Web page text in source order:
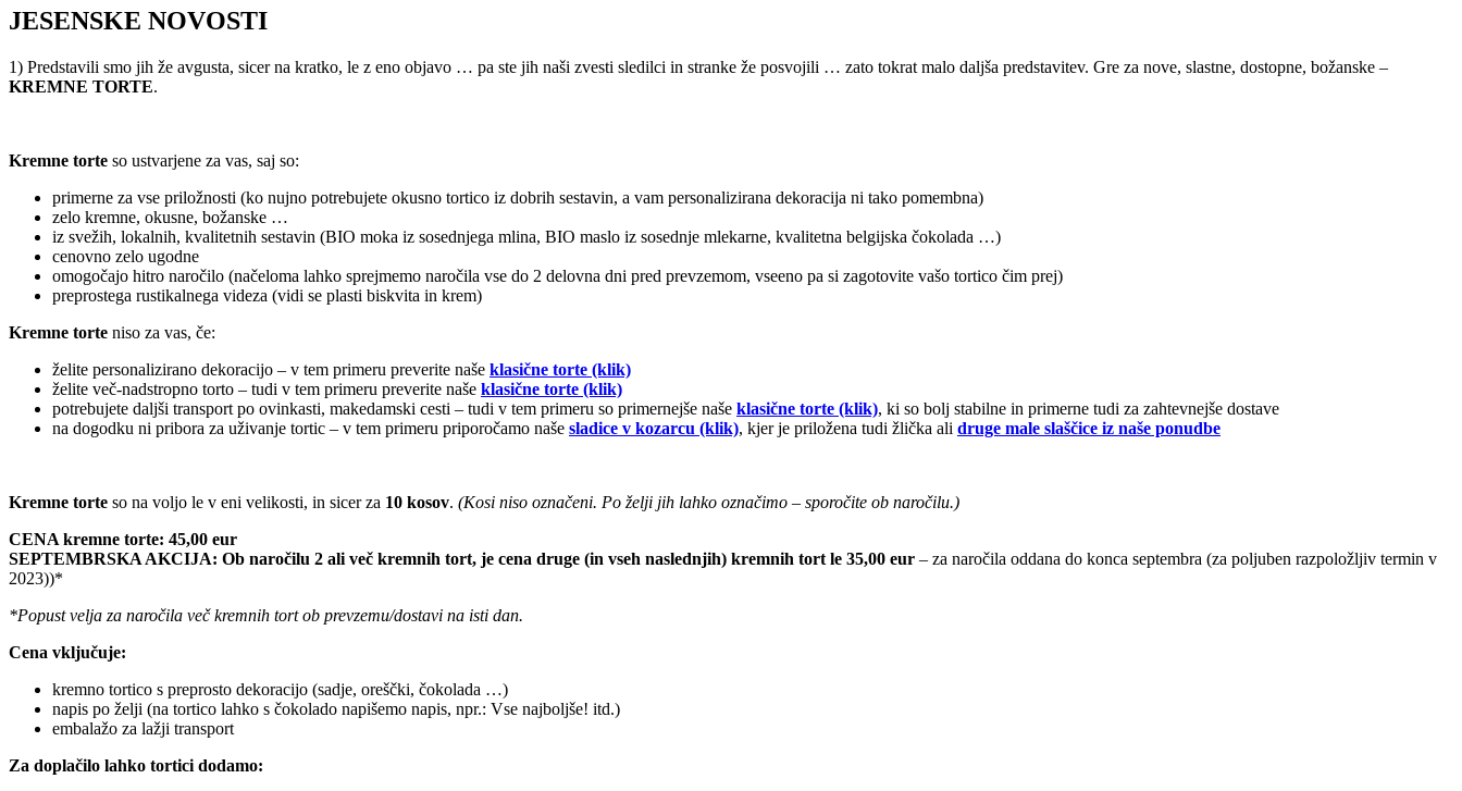
JESENSKE NOVOSTI
1) Predstavili smo jih že avgusta, sicer na kratko, le z eno objavo … pa ste jih naši zvesti sledilci in stranke že posvojili … zato tokrat malo daljša predstavitev. Gre za nove, slastne, dostopne, božanske –
KREMNE TORTE.
Kremne torte so ustvarjene za vas, saj so:
primerne za vse priložnosti (ko nujno potrebujete okusno tortico iz dobrih sestavin, a vam personalizirana dekoracija ni tako pomembna)
zelo kremne, okusne, božanske …
iz svežih, lokalnih, kvalitetnih sestavin (BIO moka iz sosednjega mlina, BIO maslo iz sosednje mlekarne, kvalitetna belgijska čokolada …)
cenovno zelo ugodne
omogočajo hitro naročilo (načeloma lahko sprejmemo naročila vse do 2 delovna dni pred prevzemom, vseeno pa si zagotovite vašo tortico čim prej)
preprostega rustikalnega videza (vidi se plasti biskvita in krem)
Kremne torte niso za vas, če:
želite personalizirano dekoracijo – v tem primeru preverite naše klasične torte (klik)
želite več-nadstropno torto – tudi v tem primeru preverite naše klasične torte (klik)
potrebujete daljši transport po ovinkasti, makedamski cesti – tudi v tem primeru so primernejše naše klasične torte (klik), ki so bolj stabilne in primerne tudi za zahtevnejše dostave
na dogodku ni pribora za uživanje tortic – v tem primeru priporočamo naše sladice v kozarcu (klik), kjer je priložena tudi žlička ali druge male slaščice iz naše ponudbe
Kremne torte so na voljo le v eni velikosti, in sicer za 10 kosov. (Kosi niso označeni. Po želji jih lahko označimo – sporočite ob naročilu.)
CENA kremne torte: 45,00 eur
SEPTEMBRSKA AKCIJA: Ob naročilu 2 ali več kremnih tort, je cena druge (in vseh naslednjih) kremnih tort le 35,00 eur – za naročila oddana do konca septembra (za poljuben razpoložljiv termin v
2023))*
*Popust velja za naročila več kremnih tort ob prevzemu/dostavi na isti dan.
Cena vključuje:
kremno tortico s preprosto dekoracijo (sadje, oreščki, čokolada …)
napis po želji (na tortico lahko s čokolado napišemo napis, npr.: Vse najboljše! itd.)
embalažo za lažji transport
Za doplačilo lahko tortici dodamo: